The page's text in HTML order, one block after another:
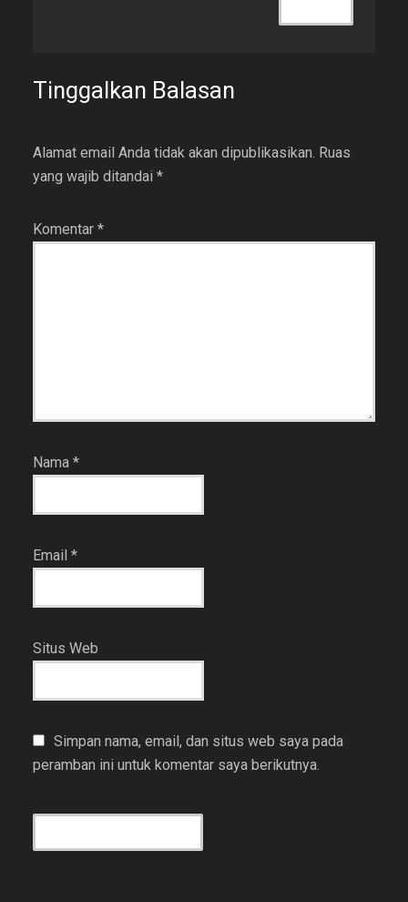
Tinggalkan Balasan
Alamat email Anda tidak akan dipublikasikan. Ruas
yang wajib ditandai *
Komentar *
Nama *
Email *
Situs Web
Simpan nama, email, dan situs web saya pada
peramban ini untuk komentar saya berikutnya.